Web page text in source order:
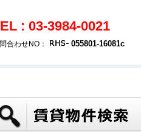
: 03-3984-0021
合わせNO： 055801-16081c